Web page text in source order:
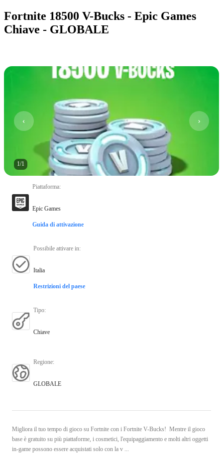
Fortnite 18500 V-Bucks - Epic Games
Chiave - GLOBALE
1/1
Piattaforma:
Epic Games
Guida di attivazione
Possibile attivare in:
Italia
Restrizioni del paese
Tipo:
Chiave
Regione:
GLOBALE
Migliora il tuo tempo di gioco su Fortnite con i Fortnite V-Bucks! Mentre il gioco
base è gratuito su più piattaforme, i cosmetici, l'equipaggiamento e molti altri oggetti
in-game possono essere acquistati solo con la v ...